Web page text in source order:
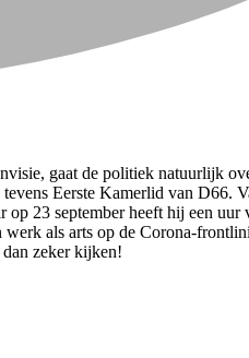
gaat de politiek natuurlijk
Eerste Kamerlid van D66.
23 september heeft hij een
als arts op de Corona-
zeker kijken!